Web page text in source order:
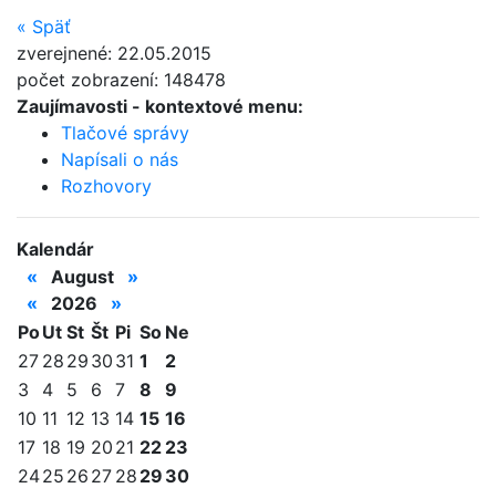
Zaujímavosti - kontextové menu:
Tlačové správy
Napísali o nás
Rozhovory
Kalendár
«
August
»
«
2026
»
PoUt St Št Pi So Ne
27 28 29 30 31 1
2
3
4 5 6 7 8
9
10 11 12 13 14 15 16
17 18 19 20 21 22 23
2425 26 27 28 29 30
« Späť
zverejnené: 22.05.2015
počet zobrazení: 148478